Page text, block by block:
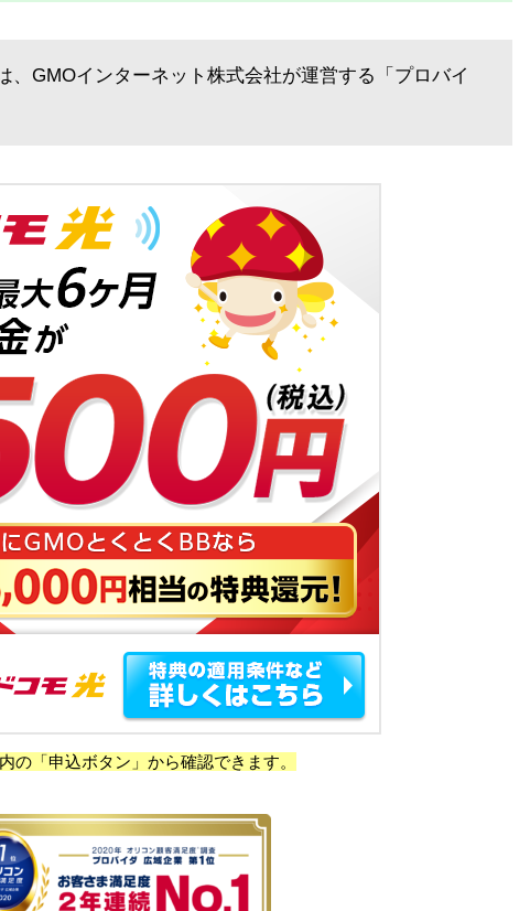
、GMOインターネット株式会社が運営する「プロバイ
の「申込ボタン」から確認できます。